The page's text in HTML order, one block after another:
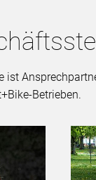
ist
Betrieben.